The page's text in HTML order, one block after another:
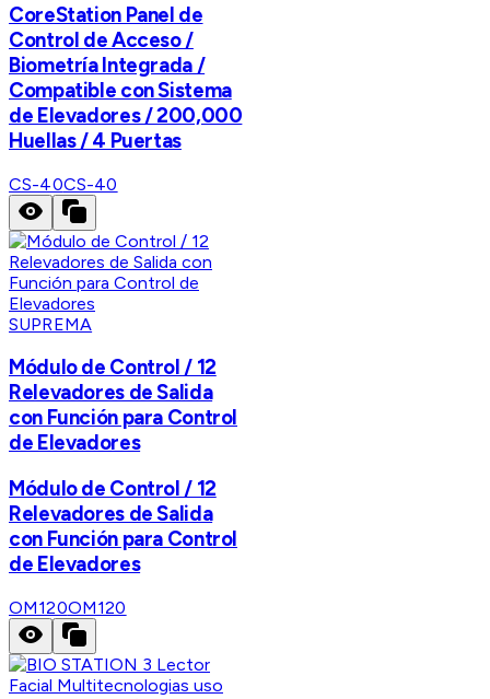
CoreStation Panel de
Control de Acceso /
Biometría Integrada /
Compatible con Sistema
de Elevadores / 200,000
Huellas / 4 Puertas
CS-40CS-40
SUPREMA
Módulo de Control / 12
Relevadores de Salida
con Función para Control
de Elevadores
Módulo de Control / 12
Relevadores de Salida
con Función para Control
de Elevadores
OM120OM120